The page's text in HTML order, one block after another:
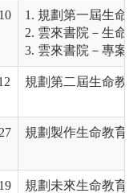
1. 規劃第一屆生命
2. 雲來書院－生命
3. 雲來書院－專案
規劃第二屆生命教
規劃製作生命教育
規劃未來生命教育